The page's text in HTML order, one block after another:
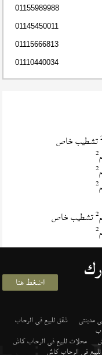
01155989988
01145450011
01115666813
01110440034
تشطيب خاص
2
2
2
2تشطيب خاص
2
اضغط هنا
مدينتى شقق للبيع في الرحاب
محلات للبيع في الرحاب كاش
في الرحاب كاش